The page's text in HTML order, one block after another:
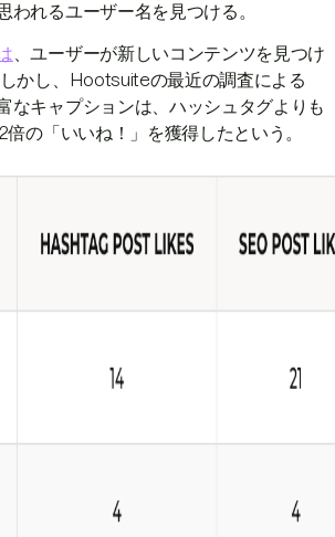
われるユーザー名を見つける。
、ユーザーが新しいコンテンツを見つけ
かし、Hootsuiteの最近の調査による
なキャプションは、ハッシュタグよりも
倍の「いいね！」を獲得したという。